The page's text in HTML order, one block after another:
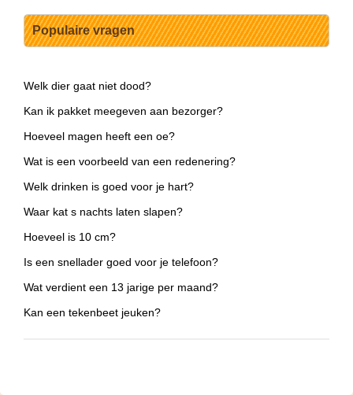
Populaire vragen
Welk dier gaat niet dood?
Kan ik pakket meegeven aan bezorger?
Hoeveel magen heeft een oe?
Wat is een voorbeeld van een redenering?
Welk drinken is goed voor je hart?
Waar kat s nachts laten slapen?
Hoeveel is 10 cm?
Is een snellader goed voor je telefoon?
Wat verdient een 13 jarige per maand?
Kan een tekenbeet jeuken?